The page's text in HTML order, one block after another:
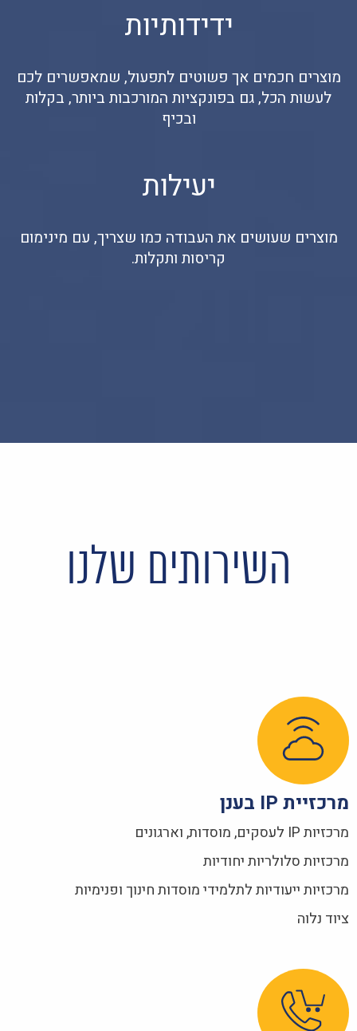
ידידותיות
מוצרים חכמים אך פשוטים לתפעול, שמאפשרים לכם
לעשות הכל, גם בפונקציות המורכבות ביותר, בקלות
ובכיף
יעילות
מוצרים שעושים את העבודה כמו שצריך, עם מינימום
קריסות ותקלות.
השירותים שלנו
מרכזיית IP בענן
מרכזיות IP לעסקים, מוסדות, וארגונים
מרכזיות סלולריות יחודיות
מרכזיות ייעודיות לתלמידי מוסדות חינוך ופנימיות
ציוד נלוה